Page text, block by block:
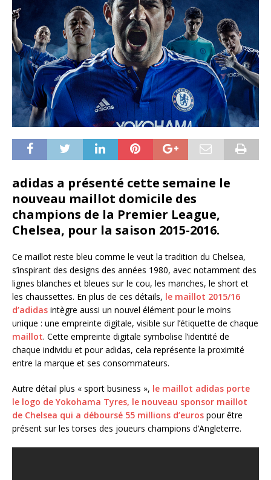
adidas a présenté cette semaine le
nouveau maillot domicile des
champions de la Premier League,
Chelsea, pour la saison 2015-2016.
Ce maillot reste bleu comme le veut la tradition du Chelsea,
s’inspirant des designs des années 1980, avec notamment des
lignes blanches et bleues sur le cou, les manches, le short et
les chaussettes. En plus de ces détails, le maillot 2015/16
d’adidas intègre aussi un nouvel élément pour le moins
unique : une empreinte digitale, visible sur l’étiquette de chaque
maillot. Cette empreinte digitale symbolise l’identité de
chaque individu et pour adidas, cela représente la proximité
entre la marque et ses consommateurs.
Autre détail plus « sport business », le maillot adidas porte
le logo de Yokohama Tyres, le nouveau sponsor maillot
de Chelsea qui a déboursé 55 millions d’euros pour être
présent sur les torses des joueurs champions d’Angleterre.